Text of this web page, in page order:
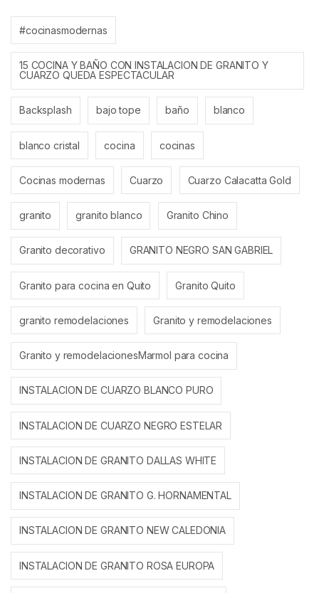
#cocinasmodernas
15 COCINA Y BAÑO CON INSTALACION DE GRANITO Y
CUARZO QUEDA ESPECTACULAR
Backsplash bajo tope baño blanco
blanco cristal cocina cocinas
Cocinas modernas Cuarzo Cuarzo Calacatta Gold
granito granito blanco Granito Chino
Granito decorativo GRANITO NEGRO SAN GABRIEL
Granito para cocina en Quito Granito Quito
granito remodelaciones Granito y remodelaciones
Granito y remodelacionesMarmol para cocina
INSTALACION DE CUARZO BLANCO PURO
INSTALACION DE CUARZO NEGRO ESTELAR
INSTALACION DE GRANITO DALLAS WHITE
INSTALACION DE GRANITO G. HORNAMENTAL
INSTALACION DE GRANITO NEW CALEDONIA
INSTALACION DE GRANITO ROSA EUROPA